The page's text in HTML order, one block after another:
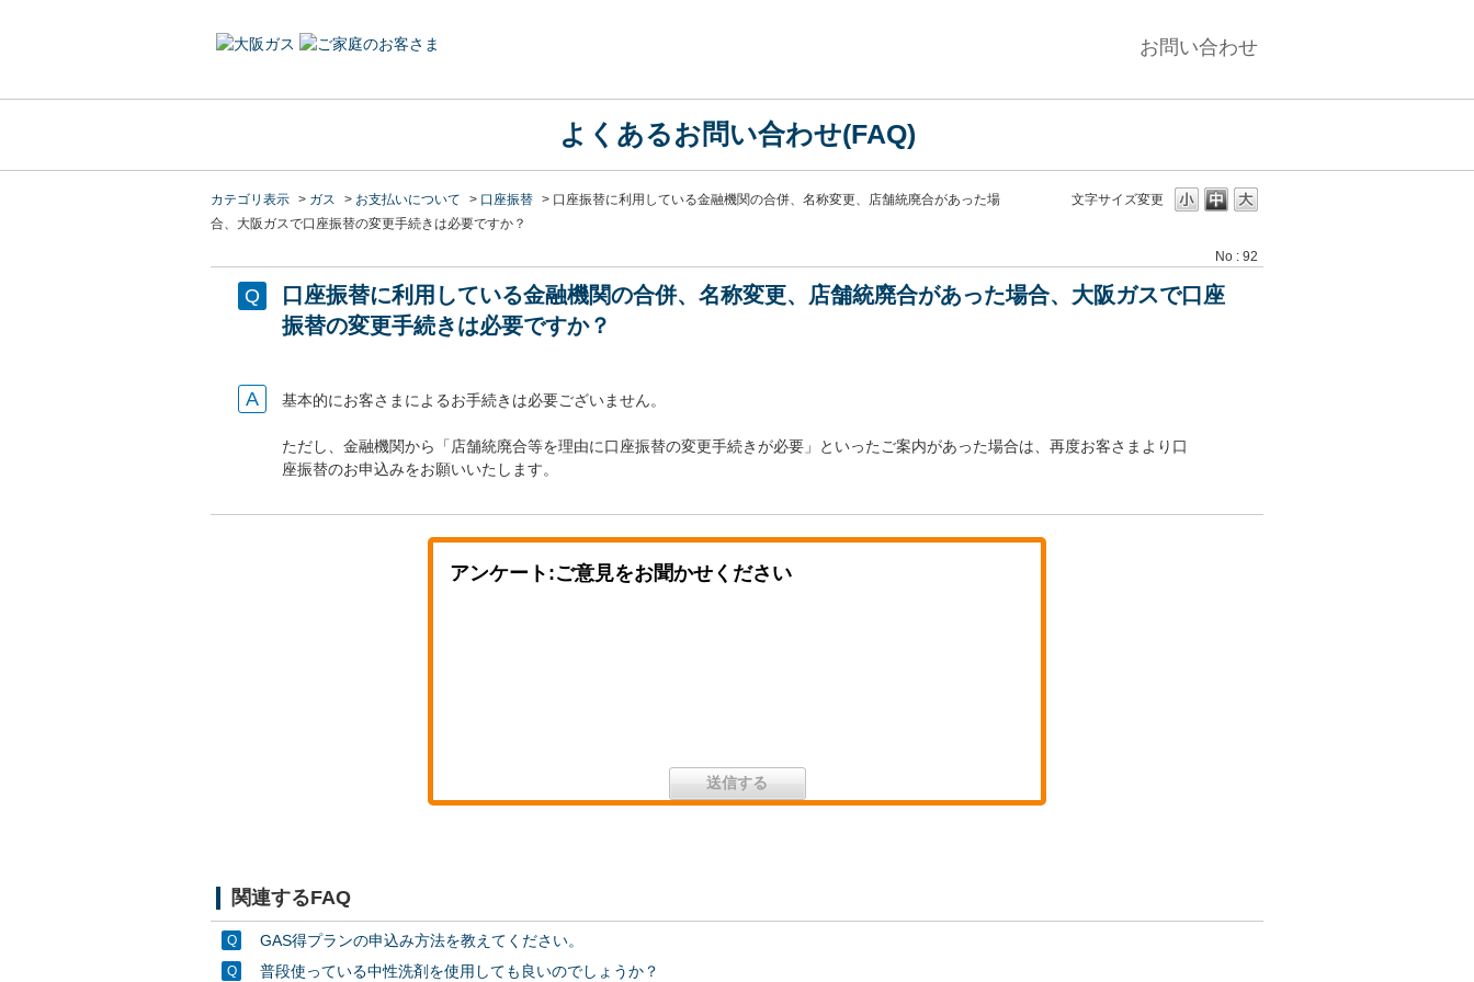
お問い合わせ
よくあるお問い合わせ(FAQ)
文字サイズ変更
カテゴリ表示 > ガス > お支払いについて > 口座振替 > 口座振替に利用している金融機関の合併、名称変更、店舗統廃合があった場
合、大阪ガスで口座振替の変更手続きは必要ですか？
No : 92
口座振替に利用している金融機関の合併、名称変更、店舗統廃合があった場合、大阪ガスで口座
振替の変更手続きは必要ですか？
基本的にお客さまによるお手続きは必要ございません。
ただし、金融機関から「店舗統廃合等を理由に口座振替の変更手続きが必要」といったご案内があった場合は、再度お客さまより口
座振替のお申込みをお願いいたします。
アンケート:ご意見をお聞かせください
関連するFAQ
GAS得プランの申込み方法を教えてください。
普段使っている中性洗剤を使用しても良いのでしょうか？